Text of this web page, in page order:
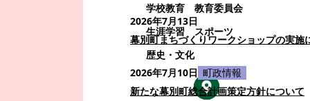
学校教育
教育委員会
生涯学習
スポーツ
歴史・文化
2026年7月13日
幕別町まちづくりワークショップの実施
2026年7月10日 町政情報
新たな幕別町総合計画策定方針について